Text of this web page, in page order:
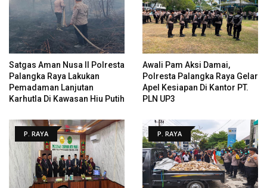
Satgas Aman Nusa II Polresta
Palangka Raya Lakukan
Pemadaman Lanjutan
Karhutla Di Kawasan Hiu Putih
Awali Pam Aksi Damai,
Polresta Palangka Raya Gelar
Apel Kesiapan Di Kantor PT.
PLN UP3
P. RAYA P. RAYA